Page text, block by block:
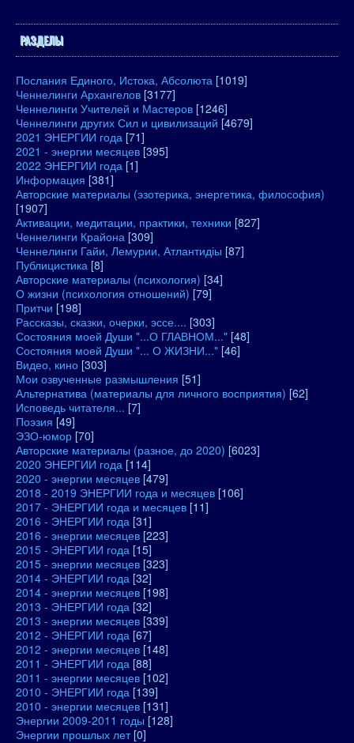
РАЗДЕЛЫ
Послания Единого, Истока, Абсолюта [1019]
Ченнелинги Архангелов [3177]
Ченнелинги Учителей и Мастеров [1246]
Ченнелинги других Сил и цивилизаций [4679]
2021 ЭНЕРГИИ года [71]
2021 - энергии месяцев [395]
2022 ЭНЕРГИИ года [1]
Информация [381]
Авторские материалы (эзотерика, энергетика, философия)
[1907]
Активации, медитации, практики, техники [827]
Ченнелинги Крайона [309]
Ченнелинги Гайи, Лемурии, Атлантидіы [87]
Публицистика [8]
Авторские материалы (психология) [34]
О жизни (психология отношений) [79]
Притчи [198]
Рассказы, сказки, очерки, эссе.... [303]
Состояния моей Души "...О ГЛАВНОМ..." [48]
Состояния моей Души "... О ЖИЗНИ..." [46]
Видео, кино [303]
Мои озвученные размышления [51]
Альтернатива (материалы для личного восприятия) [62]
Исповедь читателя... [7]
Поэзия [49]
ЭЗО-юмор [70]
Авторские материалы (разное, до 2020) [6023]
2020 ЭНЕРГИИ года [114]
2020 - энергии месяцев [479]
2018 - 2019 ЭНЕРГИИ года и месяцев [106]
2017 - ЭНЕРГИИ года и месяцев [11]
2016 - ЭНЕРГИИ года [31]
2016 - энергии месяцев [223]
2015 - ЭНЕРГИИ года [15]
2015 - энергии месяцев [323]
2014 - ЭНЕРГИИ года [32]
2014 - энергии месяцев [198]
2013 - ЭНЕРГИИ года [32]
2013 - энергии месяцев [339]
2012 - ЭНЕРГИИ года [67]
2012 - энергии месяцев [148]
2011 - ЭНЕРГИИ года [88]
2011 - энергии месяцев [102]
2010 - ЭНЕРГИИ года [139]
2010 - энергии месяцев [131]
Энергии 2009-2011 годы [128]
Энергии прошлых лет [0]